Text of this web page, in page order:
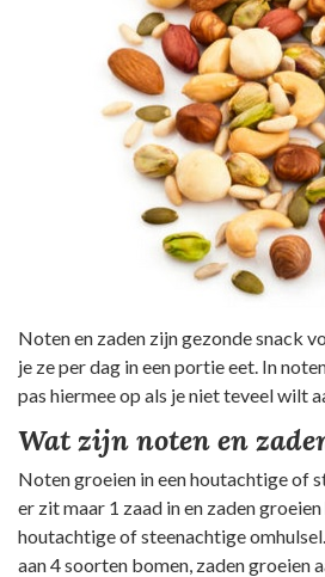
Noten en zaden zijn gezonde snack
je ze per dag in een portie eet. In
pas hiermee op als je niet teveel wilt
Wat zijn noten en
Noten groeien in een houtachtige of
er zit maar 1 zaad in en zaden
houtachtige of steenachtige
aan 4 soorten bomen, zaden groeien